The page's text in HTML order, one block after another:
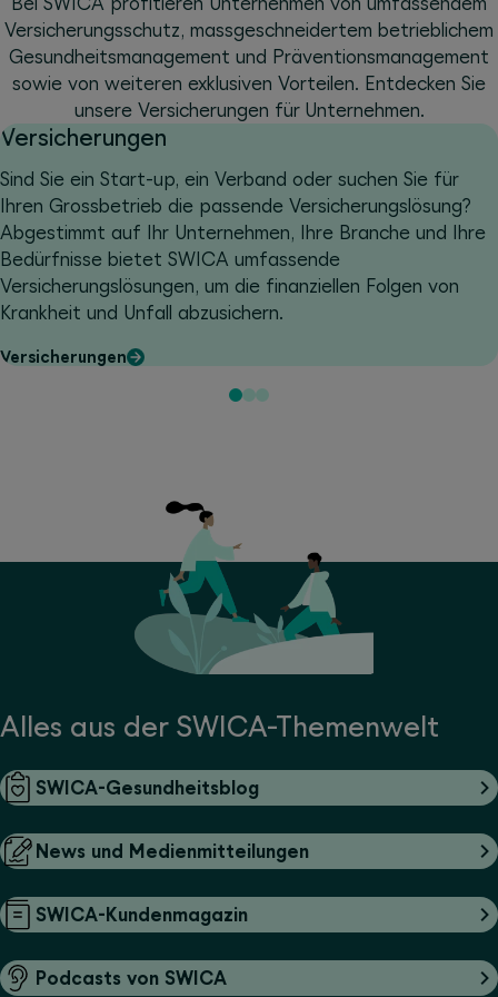
Versicherungsschutz, massgeschneidertem betrieblichem
Gesundheitsmanagement und Präventionsmanagement
sowie von weiteren exklusiven Vorteilen. Entdecken Sie
unsere Versicherungen für Unternehmen.
Versicherungen
Sind Sie ein Start-up, ein Verband oder suchen Sie für
Ihren Grossbetrieb die passende Versicherungslösung?
Abgestimmt auf Ihr Unternehmen, Ihre Branche und Ihre
Bedürfnisse bietet SWICA umfassende
Versicherungslösungen, um die finanziellen Folgen von
Krankheit und Unfall abzusichern.
Versicherungen
Alles aus der SWICA-Themenwelt
SWICA-Gesundheitsblog
News und Medienmitteilungen
SWICA-Kundenmagazin
Podcasts von SWICA